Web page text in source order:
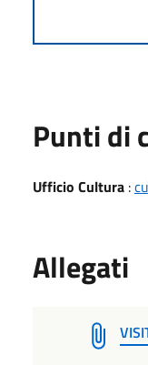
Punti di
Ufficio Cultura :
Allegati